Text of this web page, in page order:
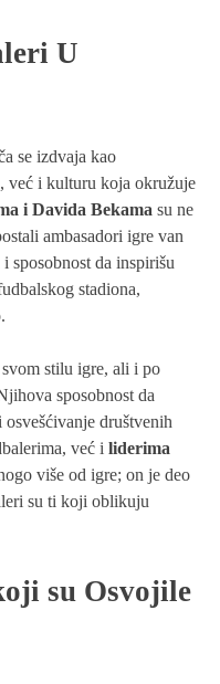
U
se izdvaja kao
već i kulturu koja okružuje
i Davida Bekama su ne
ambasadori igre van
sposobnost da inspirišu
stadiona,
stilu igre, ali i po
sposobnost da
društvenih
već i liderima
više od igre; on je deo
su ti koji oblikuju
su Osvojile